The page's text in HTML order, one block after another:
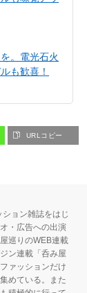
。電光石火
も歓喜！
URLコピー
ョン雑誌をはじ
・広告への出演
巡りのWEB連載
ン連載「呑み屋
ァッションだけ
めている。また